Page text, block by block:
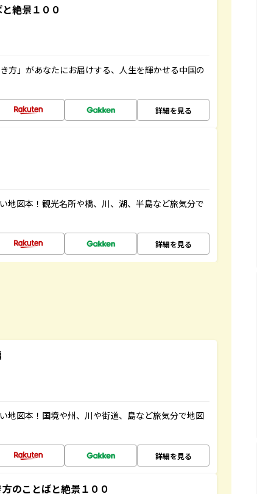
絶景１００
方」があなたにお届けする、人生を輝かせる中国の
詳細を見る
地図本！観光名所や橋、川、湖、半島など旅気分で
詳細を見る
地図本！国境や州、川や街道、島など旅気分で地図
詳細を見る
のことばと絶景１００